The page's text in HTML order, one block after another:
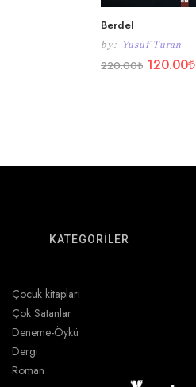
Berdel
by: Yusuf Turan
220.00₺ 120.00₺
KATEGORİLER
Çocuk kitapları
Çok Satanlar
Deneme-Öykü
Dergi
Roman